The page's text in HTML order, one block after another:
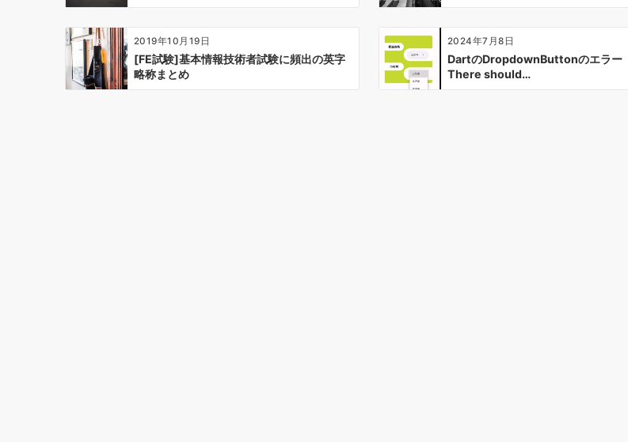
2019年10月19日
[FE試験]基本情報技術者試験に頻出の英字
略称まとめ
2024年7月8日
DartのDropdownButtonのエラー
There should…